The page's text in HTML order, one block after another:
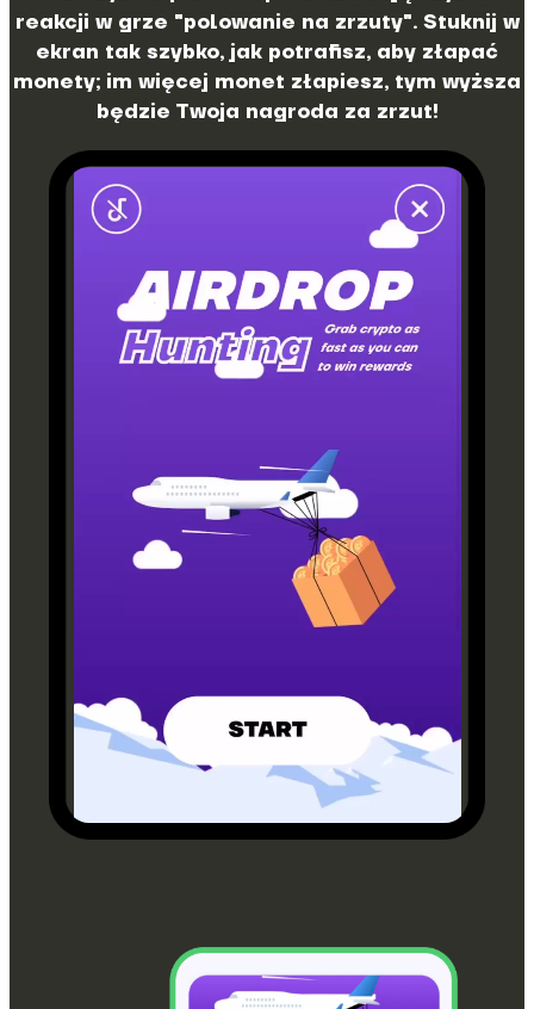
reakcji w grze "polowanie na zrzuty". Stuknij w
ekran tak szybko, jak potrafisz, aby złapać
monety; im więcej monet złapiesz, tym wyższa
będzie Twoja nagroda za zrzut!